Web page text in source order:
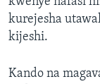
kurejesha
kijeshi.
Kando na